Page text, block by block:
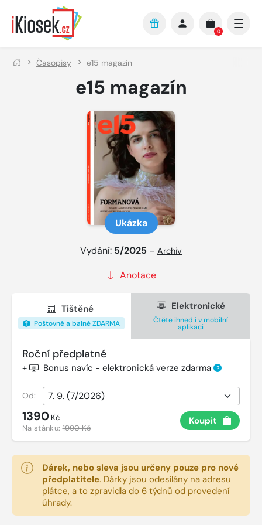
Přejít na hlavní obsah
0
Časopisy e15 magazín
e15 magazín
Ukázka
Vydání: 5/2025 – Archiv
Anotace
Tištěné
Poštovné a balné ZDARMA
Elektronické
Čtěte ihned i v mobilní
aplikaci
Roční předplatné
+ Bonus navíc - elektronická verze zdarma ?
Od:
1390 Kč
Na stánku:1990 Kč
Koupit
Dárek, nebo sleva jsou určeny pouze pro nové
předplatitele. Dárky jsou odesílány na adresu
plátce, a to zpravidla do 6 týdnů od provedení
úhrady.